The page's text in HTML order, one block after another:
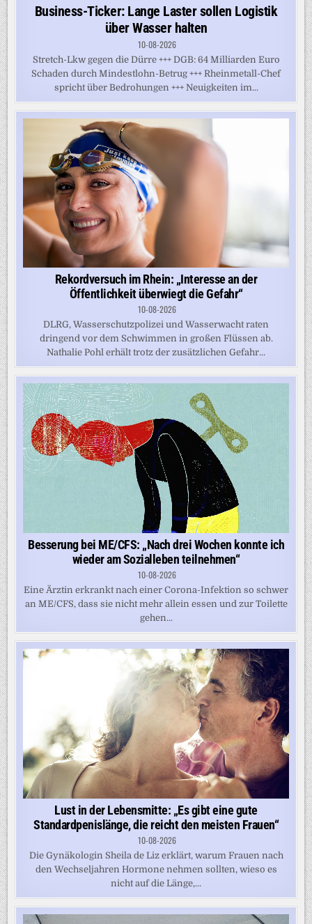
Business-Ticker: Lange Laster sollen Logistik
über Wasser halten
10-08-2026
Stretch-Lkw gegen die Dürre +++ DGB: 64 Milliarden Euro
Schaden durch Mindestlohn-Betrug +++ Rheinmetall-Chef
spricht über Bedrohungen +++ Neuigkeiten im...
Rekordversuch im Rhein: „Interesse an der
Öffentlichkeit überwiegt die Gefahr“
10-08-2026
DLRG, Wasserschutzpolizei und Wasserwacht raten
dringend vor dem Schwimmen in großen Flüssen ab.
Nathalie Pohl erhält trotz der zusätzlichen Gefahr...
Besserung bei ME/CFS: „Nach drei Wochen konnte ich
wieder am Sozialleben teilnehmen“
10-08-2026
Eine Ärztin erkrankt nach einer Corona-Infektion so schwer
an ME/CFS, dass sie nicht mehr allein essen und zur Toilette
gehen...
Lust in der Lebensmitte: „Es gibt eine gute
Standardpenislänge, die reicht den meisten Frauen“
10-08-2026
Die Gynäkologin Sheila de Liz erklärt, warum Frauen nach
den Wechseljahren Hormone nehmen sollten, wieso es
nicht auf die Länge,...